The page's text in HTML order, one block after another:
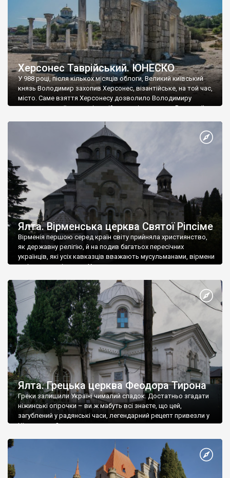
Херсонес Таврійський. ЮНЕСКО
У 988 році, після кількох місяців облоги, Великий київський
князь Володимир захопив Херсонес, візантійське, на той час,
місто. Саме взяття Херсонесу дозволило Володимиру
диктувати свої умови візантійському імператору Василю ІІ, та
Херсонесі Володимир-язичник, став Василем-християнином.
А потім було Хрещення Русі. На честь Херсонесу Таврійського
Ялта. Вірменська церква Святої Ріпсіме
Вірменія першою серед країн світу прийняла християнство,
як державну релігію, й на подив багатьох пересічних
українців, які усіх кавказців вважають мусульманами, вірмени
є відданими вірянами Христа
Ялта. Грецька церква Феодора Тирона
Греки залишили Україні чималий спадок. Достатньо згадати
ніжинські огірочки – ви ж мабуть всі знаєте, що цей,
загублений у радянські часи, легендарний рецепт привезли у
Ніжин греки?